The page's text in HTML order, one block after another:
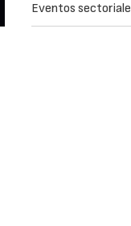
Eventos